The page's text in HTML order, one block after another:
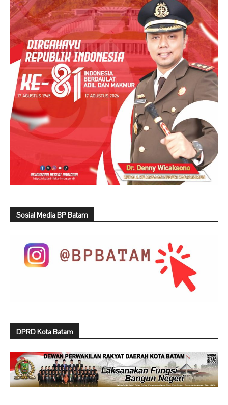
Sosial Media BP Batam
DPRD Kota Batam